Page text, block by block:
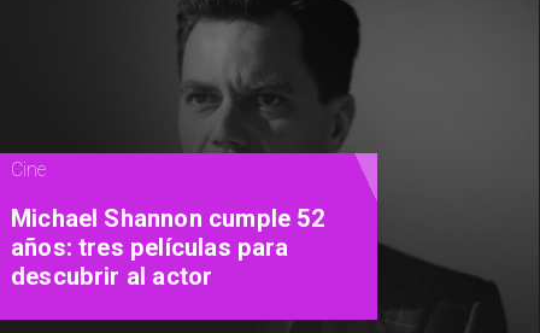
Teatro
"Close To Me": el nuevo musical
del Teatro Municipal de Las
Condes promete conquistar
con los grandes éxitos pop de